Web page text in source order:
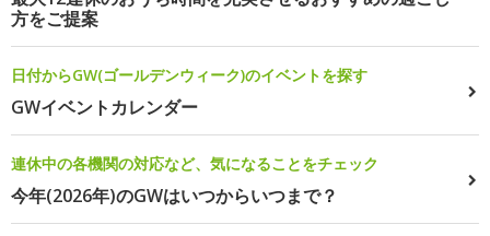
方をご提案
日付からGW(ゴールデンウィーク)のイベントを探す
GWイベントカレンダー
連休中の各機関の対応など、気になることをチェック
今年(2026年)のGWはいつからいつまで？